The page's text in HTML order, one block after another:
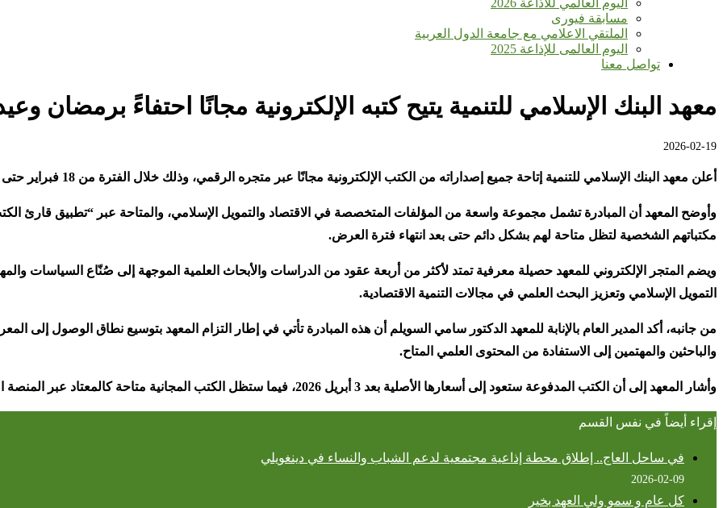
اليوم العالمي للأذاعة 2026
مسابقة فيورى
الملتقي الاعلامي مع جامعة الدول العربية
اليوم العالمى للإذاعة 2025
تواصل معنا
معهد البنك الإسلامي للتنمية يتيح كتبه الإلكترونية مجانًا احتفاءً برمضان
2026-02-19
أعلن معهد البنك الإسلامي للتنمية إتاحة جميع إصداراته من الكتب الإلكترونية مجانًا عبر متجره الرقمي، وذلك خلال الفترة من 18 فبراير حتى 3 أبريل 2026، احتفاءً بحلول شهر رمضان المبارك وعيد الفطر
وأوضح المعهد أن المبادرة تشمل مجموعة واسعة من المؤلفات المتخصصة في الاقتصاد والتمويل الإسلامي، والمتاحة عبر “تطبيق قارئ
مكتباتهم الشخصية لتظل متاحة لهم بشكل دائم حتى بعد انتهاء فترة العرض.
ويضم المتجر الإلكتروني للمعهد حصيلة معرفية تمتد لأكثر من أربعة عقود من الدراسات والأبحاث العلمية الموجهة إلى صُنّاع السياسات
التمويل الإسلامي وتعزيز البحث العلمي في مجالات التنمية الاقتصادية.
من جانبه، أكد المدير العام بالإنابة للمعهد الدكتور سامي السويلم أن هذه المبادرة تأتي في إطار التزام المعهد بتوسيع نطاق الوصول إلى
والباحثين والمهتمين إلى الاستفادة من المحتوى العلمي المتاح.
وأشار المعهد إلى أن الكتب المدفوعة ستعود إلى أسعارها الأصلية بعد 3 أبريل 2026، فيما ستظل الكتب المجانية متاحة كالمعتاد عبر المنصة الرقمية
إقراء أيضاً في نفس القسم
في ساحل العاج.. إطلاق محطة إذاعية مجتمعية لدعم الشباب والنساء في دينغويلي
2026-02-09
كل عام و سمو ولي العهد بخير